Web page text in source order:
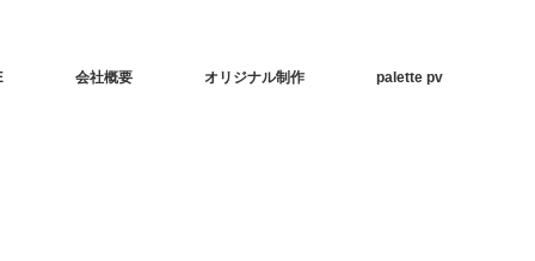
会社概要 オリジナル制作 palette pv